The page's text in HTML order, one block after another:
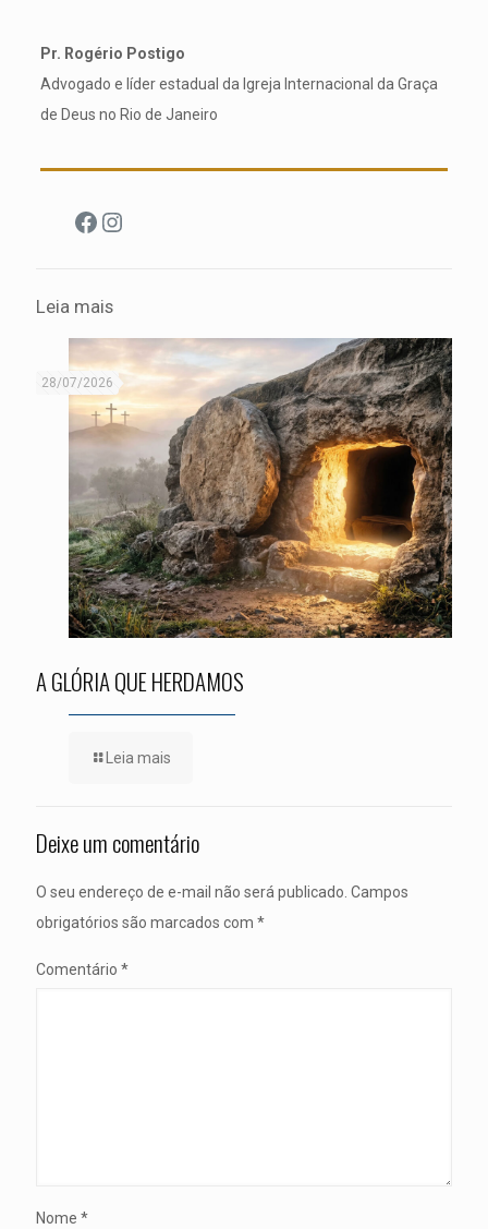
Pr. Rogério Postigo
Advogado e líder estadual da Igreja Internacional da Graça
de Deus no Rio de Janeiro
Facebook
Instagram
Leia mais
28/07/2026
A GLÓRIA QUE HERDAMOS
Leia mais
Deixe um comentário
O seu endereço de e-mail não será publicado. Campos
obrigatórios são marcados com *
Comentário *
Nome *